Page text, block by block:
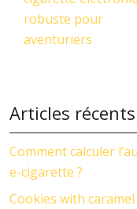
robuste pour
aventuriers
Articles récents
Comment calculer
e-cigarette ?
Cookies with